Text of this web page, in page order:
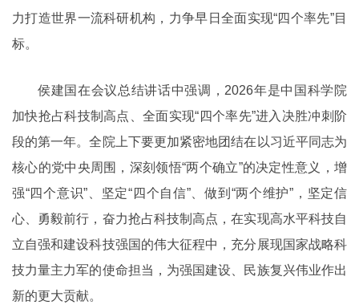
力打造世界一流科研机构，力争早日全面实现“四个率先”目
标。
侯建国在会议总结讲话中强调，2026年是中国科学院
加快抢占科技制高点、全面实现“四个率先”进入决胜冲刺阶
段的第一年。全院上下要更加紧密地团结在以习近平同志为
核心的党中央周围，深刻领悟“两个确立”的决定性意义，增
强“四个意识”、坚定“四个自信”、做到“两个维护”，坚定信
心、勇毅前行，奋力抢占科技制高点，在实现高水平科技自
立自强和建设科技强国的伟大征程中，充分展现国家战略科
技力量主力军的使命担当，为强国建设、民族复兴伟业作出
新的更大贡献。